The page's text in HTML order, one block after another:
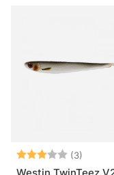
Betyg: (3)
3.0